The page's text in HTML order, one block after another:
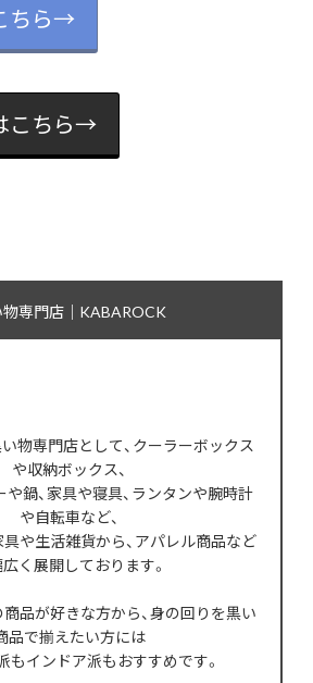
ちら→
こちら→
専門店｜KABAROCK
物専門店として、クーラーボックス
や収納ボックス、
鍋、家具や寝具、ランタンや腕時計
や自転車など、
や生活雑貨から、アパレル商品など
く展開しております。
品が好きな方から、身の回りを黒い
品で揃えたい方には
もインドア派もおすすめです。